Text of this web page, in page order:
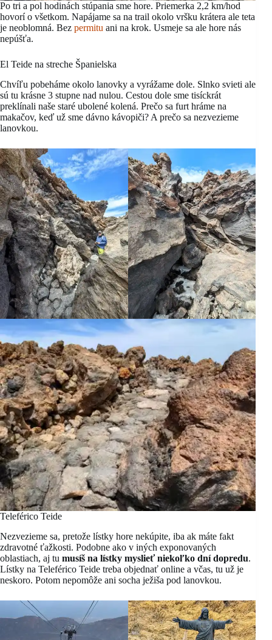
Po tri a pol hodinách stúpania sme hore. Priemerka 2,2 km/hod
hovorí o všetkom. Napájame sa na trail okolo vršku krátera ale teta
je neoblomná. Bez permitu ani na krok. Usmeje sa ale hore nás
nepúšťa.
El Teide na streche Španielska
Chvíľu pobeháme okolo lanovky a vyrážame dole. Slnko svieti ale
sú tu krásne 3 stupne nad nulou. Cestou dole sme tisíckrát
preklínali naše staré ubolené kolená. Prečo sa furt hráme na
makačov, keď už sme dávno kávopiči? A prečo sa nezvezieme
lanovkou.
Teleférico Teide
Nezvezieme sa, pretože lístky hore nekúpite, iba ak máte fakt
zdravotné ťažkosti. Podobne ako v iných exponovaných
oblastiach, aj tu musíš na lístky myslieť niekoľko dní dopredu.
Lístky na Teleférico Teide treba objednať online a včas, tu už je
neskoro. Potom nepomôže ani socha ježiša pod lanovkou.